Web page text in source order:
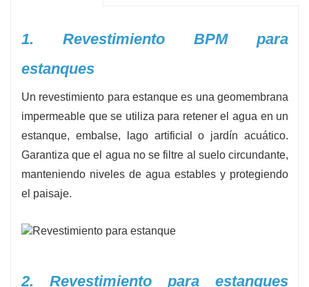
Bajos costos de protección
necesidad de reparaciones primarias o
reemplazos.
BPM
interior para estanque
Se han utilizado
con éxito en proyectos en más de 100 países,
respaldados por certificaciones internacionales
como ISO9001, CE y SGS.
Contáctenos hoy para solicitarmuestras
gratis¡, fichas técnicas o un presupuesto
1. Revestimiento BPM para
estanques
Un revestimiento para estanque es una geomembrana
impermeable que se utiliza para retener el agua en un
estanque, embalse, lago artificial o jardín acuático.
Garantiza que el agua no se filtre al suelo circundante,
manteniendo niveles de agua estables y protegiendo
el paisaje.
2. Revestimiento para estanques